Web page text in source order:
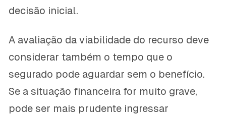
decisão inicial.
A avaliação da viabilidade do recurso deve
considerar também o tempo que o
segurado pode aguardar sem o benefício.
Se a situação financeira for muito grave,
pode ser mais prudente ingressar